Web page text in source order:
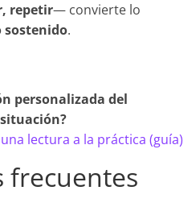
repetir— convierte lo
sostenido.
personalizada del
lectura a la práctica (guía)
frecuentes